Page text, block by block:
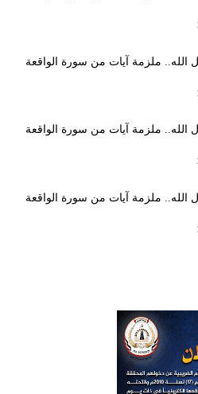
الله.. ملزمة آيات من سورة الواقعة
الله.. ملزمة آيات من سورة الواقعة
الله.. ملزمة آيات من سورة الواقعة